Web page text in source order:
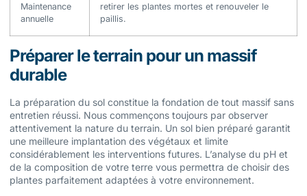
Maintenance
annuelle
retirer les plantes mortes et renouveler le
paillis.
Préparer le terrain pour un massif
durable
La préparation du sol constitue la fondation de tout massif sans
entretien réussi. Nous commençons toujours par observer
attentivement la nature du terrain. Un sol bien préparé garantit
une meilleure implantation des végétaux et limite
considérablement les interventions futures. L’analyse du pH et
de la composition de votre terre vous permettra de choisir des
plantes parfaitement adaptées à votre environnement.